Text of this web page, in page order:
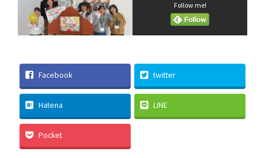
Follow me!
Facebook twitter
Hatena LINE
Pocket